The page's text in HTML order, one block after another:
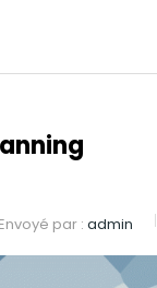
Envoyé par : admin